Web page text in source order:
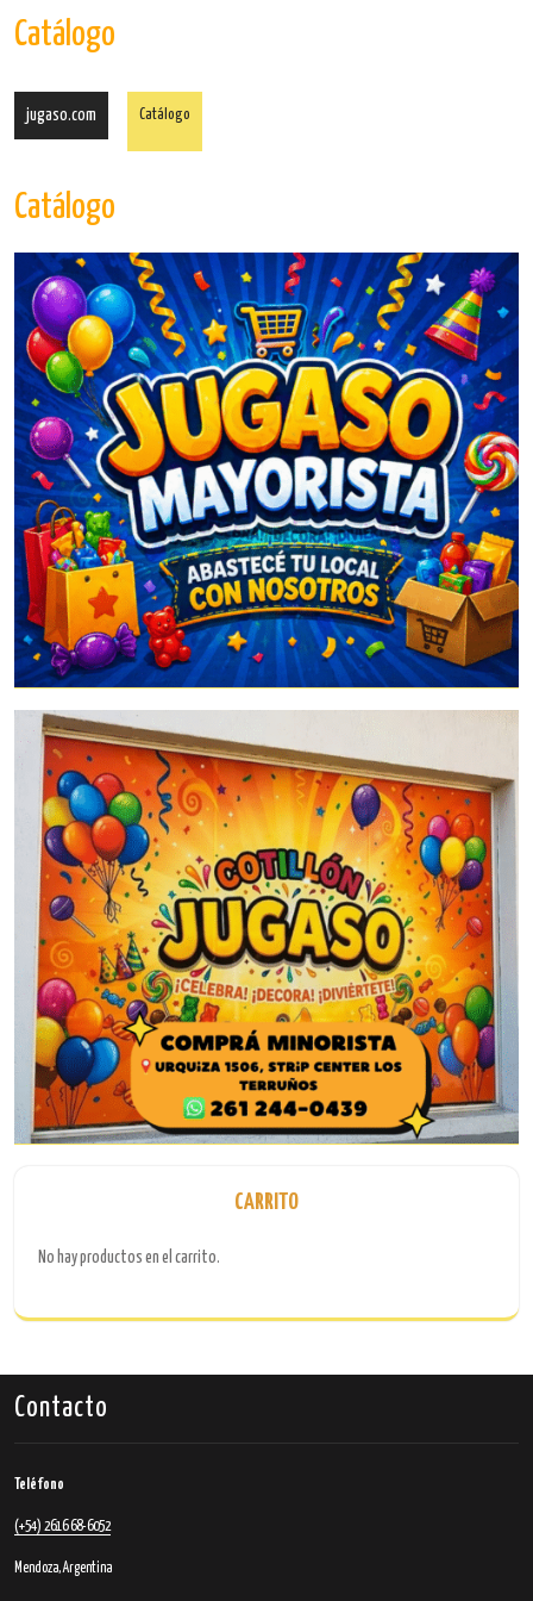
Catálogo
jugaso.com Catálogo
Catálogo
CARRITO
No hay productos en el carrito.
Contacto
Teléfono
(+54) 2616 68-6052
Mendoza, Argentina